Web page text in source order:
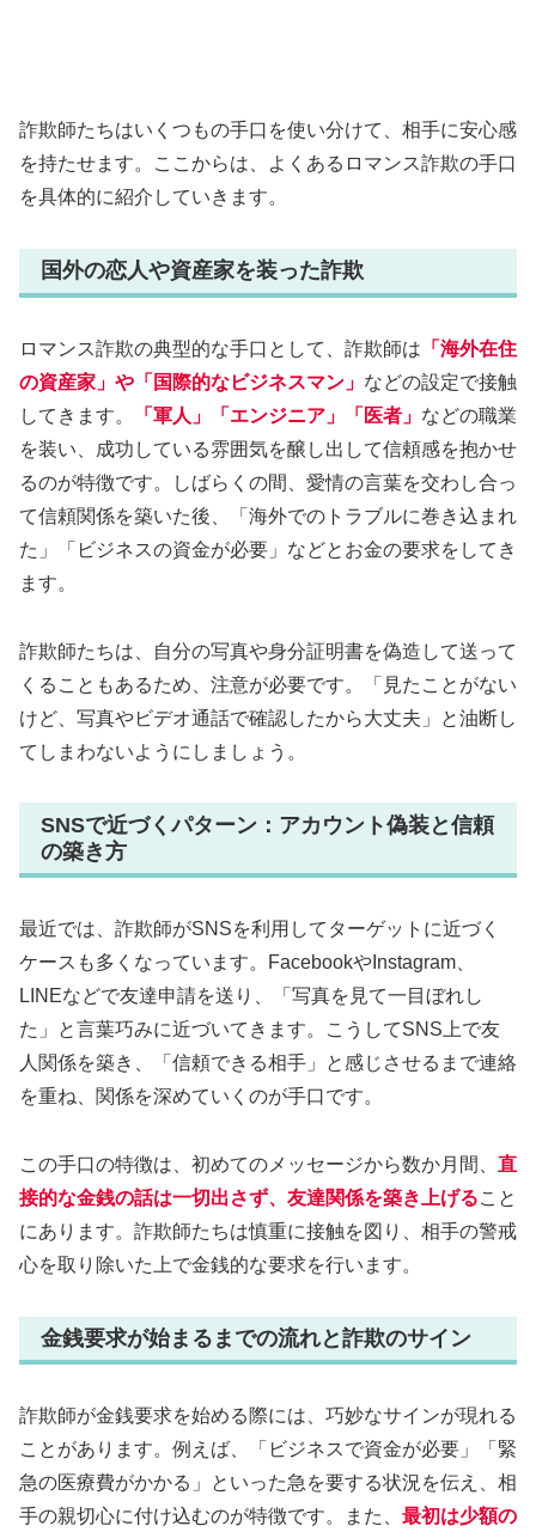
詐欺師たちはいくつもの手口を使い分けて、相手に安心感
を持たせます。ここからは、よくあるロマンス詐欺の手口
を具体的に紹介していきます。
国外の恋人や資産家を装った詐欺
ロマンス詐欺の典型的な手口として、詐欺師は 「海外在住
の資産家」や「国際的なビジネスマン」 などの設定で接触
してきます。
「軍人」「エンジニア」「医者」 などの職業
を装い、成功している雰囲気を醸し出して信頼感を抱かせ
るのが特徴です。しばらくの間、愛情の言葉を交わし合っ
て信頼関係を築いた後、「海外でのトラブルに巻き込まれ
た」「ビジネスの資金が必要」などとお金の要求をしてき
ます。
詐欺師たちは、自分の写真や身分証明書を偽造して送って
くることもあるため、注意が必要です。「見たことがない
けど、写真やビデオ通話で確認したから大丈夫」と油断し
てしまわないようにしましょう。
SNSで近づくパターン：アカウント偽装と信頼
の築き方
最近では、詐欺師がSNSを利用してターゲットに近づく
ケースも多くなっています。FacebookやInstagram、
LINEなどで友達申請を送り、「写真を見て一目ぼれし
た」と言葉巧みに近づいてきます。こうしてSNS上で友
人関係を築き、「信頼できる相手」と感じさせるまで連絡
を重ね、関係を深めていくのが手口です。
この手口の特徴は、初めてのメッセージから数か月間、 直
接的な金銭の話は一切出さず、友達関係を築き上げること
にあります。詐欺師たちは慎重に接触を図り、相手の警戒
心を取り除いた上で金銭的な要求を行います。
金銭要求が始まるまでの流れと詐欺のサイン
詐欺師が金銭要求を始める際には、巧妙なサインが現れる
ことがあります。例えば、「ビジネスで資金が必要」「緊
急の医療費がかかる」といった急を要する状況を伝え、相
手の親切心に付け込むのが特徴です。また、 最初は少額の